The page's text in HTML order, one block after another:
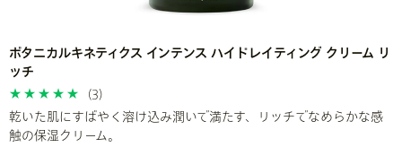
ボタニカルキネティクス インテンス ハイドレイティング クリーム リ
ッチ
(3)
乾いた肌にすばやく溶け込み潤いで満たす、リッチでなめらかな感
触の保湿クリーム。